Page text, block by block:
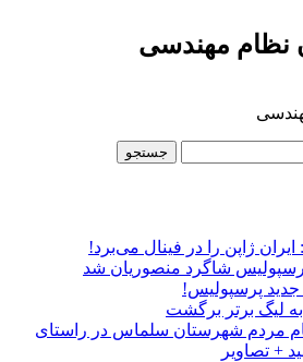
نظام مهندسی
ژاپن را در فینال می‌برد!
شاگرد منصوریان شد
جدید پرسپولیس!
لیگ برتر برگشت
مردم شهرستان سلماس در راستای
+ تصاویر